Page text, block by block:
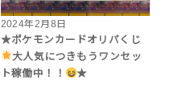
2024年2月8日
★ポケモンカードオリパくじ
大人気につきもうワンセッ
ト稼働中！！
★